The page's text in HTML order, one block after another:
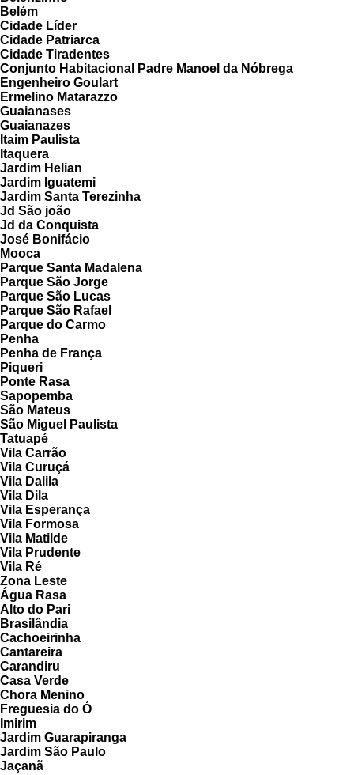
Belém
Cidade Líder
Cidade Patriarca
Cidade Tiradentes
Conjunto Habitacional Padre Manoel da Nóbrega
Engenheiro Goulart
Ermelino Matarazzo
Guaianases
Guaianazes
Itaim Paulista
Itaquera
Jardim Helian
Jardim Iguatemi
Jardim Santa Terezinha
Jd São joão
Jd da Conquista
José Bonifácio
Mooca
Parque Santa Madalena
Parque São Jorge
Parque São Lucas
Parque São Rafael
Parque do Carmo
Penha
Penha de França
Piqueri
Ponte Rasa
Sapopemba
São Mateus
São Miguel Paulista
Tatuapé
Vila Carrão
Vila Curuçá
Vila Dalila
Vila Dila
Vila Esperança
Vila Formosa
Vila Matilde
Vila Prudente
Vila Ré
Zona Leste
Água Rasa
Alto do Pari
Brasilândia
Cachoeirinha
Cantareira
Carandiru
Casa Verde
Chora Menino
Freguesia do Ó
Imirim
Jardim Guarapiranga
Jardim São Paulo
Jaçanã